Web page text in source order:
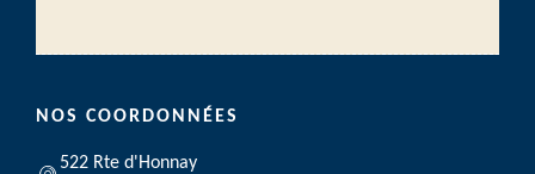
NOS COORDONNÉES
522 Rte d'Honnay